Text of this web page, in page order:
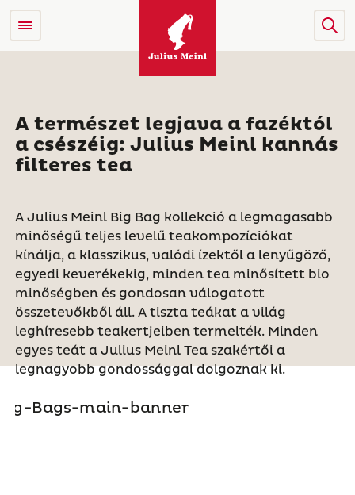
A természet legjava a fazéktól
a csészéig: Julius Meinl kannás
filteres tea
A Julius Meinl Big Bag kollekció a legmagasabb
minőségű teljes levelű teakompozíciókat
kínálja, a klasszikus, valódi ízektől a lenyűgöző,
egyedi keverékekig, minden tea minősített bio
minőségben és gondosan válogatott
összetevőkből áll. A tiszta teákat a világ
leghíresebb teakertjeiben termelték. Minden
egyes teát a Julius Meinl Tea szakértői a
legnagyobb gondossággal dolgoznak ki.